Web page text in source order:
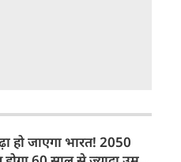
हो जाएगा भारत! 2050